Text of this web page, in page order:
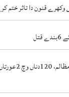
قنون دا تاثر ختم